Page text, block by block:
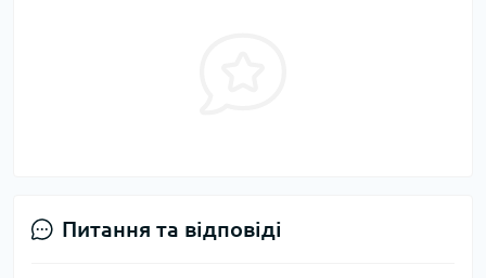
Питання та відповіді